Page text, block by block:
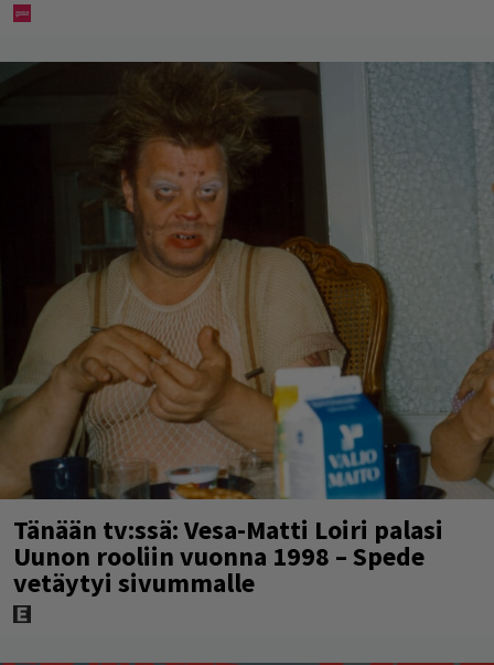
Tänään tv:ssä: Vesa-Matti Loiri palasi
Uunon rooliin vuonna 1998 – Spede
vetäytyi sivummalle